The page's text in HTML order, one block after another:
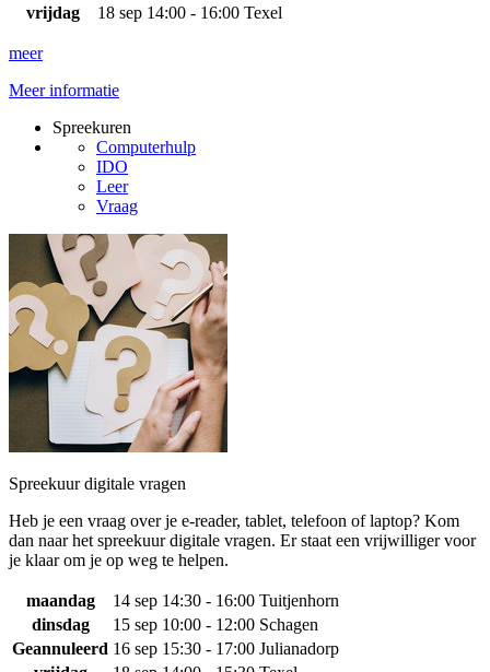
vrijdag
18 sep 14:00 - 16:00 Texel
meer
Meer informatie
Spreekuren
Computerhulp
IDO
Leer
Vraag
Spreekuur digitale vragen
Heb je een vraag over je e-reader, tablet, telefoon of laptop? Kom
dan naar het spreekuur digitale vragen. Er staat een vrijwilliger voor
je klaar om je op weg te helpen.
maandag 14 sep 14:30 - 16:00 Tuitjenhorn
dinsdag
15 sep 10:00 - 12:00 Schagen
Geannuleerd 16 sep 15:30 - 17:00 Julianadorp